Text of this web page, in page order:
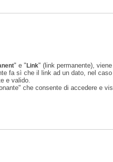
" e "Link" (link permanente),
fa sì che il link ad un dato, nel
e valido.
che consente di accedere e